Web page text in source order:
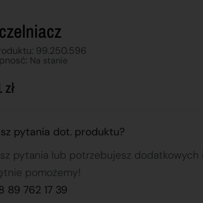
99.250.596
Na stanie
zł
pytania dot. produktu?
pytania lub potrzebujesz dodatkowych
pomożemy!
89 762 17 39